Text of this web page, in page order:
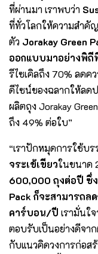
ที่ผ่านมา เราพบว่า
ที่ทั่วโลกให้ความสำคั
ตัว Jorakay Green
ออกแบบมาอย่างพิถี
รีไซเคิลถึง 70% ลดค
ดีไซน์ของฉลากให้ลด
ผลิตถุง Jorakay
ถึง 49% ต่อใบ”
“เราปักหมุดการใช้
จระเข้เขียวในขนาด
600,000 ถุงต่อปี ซึ่ง
Pack ก็จะสามารถล
คาร์บอน/ปี เรามั่นใจ
ตอบรับเป็นอย่างดีจา
กับแนวคิดวงการก่อส